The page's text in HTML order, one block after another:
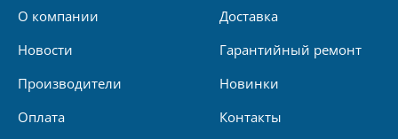
О компании
Новости
Производители
Оплата
Доставка
Гарантийный ремонт
Новинки
Контакты